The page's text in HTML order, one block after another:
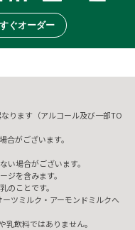
ぐオーダー
ります（アルコール及び一部TO
合がございます。
い場合がございます。
ジを含みます。
のことです。
ツミルク・アーモンドミルクへ
乳飲料ではありません。